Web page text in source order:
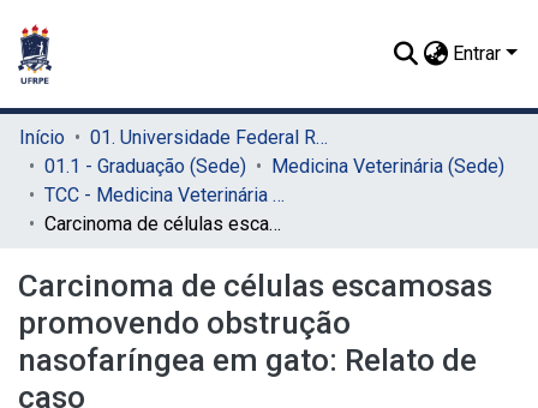
Entrar
Início
01. Universidade Federal Rural de Pernambuco - UFRPE (Sede)
01.1 - Graduação (Sede)
Medicina Veterinária (Sede)
TCC - Medicina Veterinária (Sede)
Carcinoma de células escamosas promovendo obstrução nasofaríngea em gato: Relato de caso
Carcinoma de células escamosas
promovendo obstrução
nasofaríngea em gato: Relato de
caso